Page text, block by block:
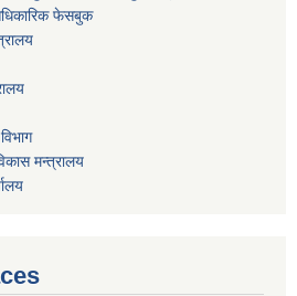
फेसबुक
मन्त्रालय